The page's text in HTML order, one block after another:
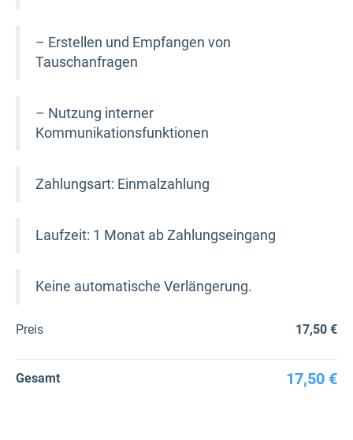
– Erstellen und Empfangen von
Tauschanfragen
– Nutzung interner
Kommunikationsfunktionen
Zahlungsart: Einmalzahlung
Laufzeit: 1 Monat ab Zahlungseingang
Keine automatische Verlängerung.
Preis 17,50 €
Gesamt 17,50 €